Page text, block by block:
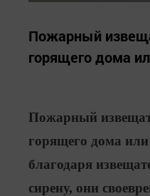
Пожарный
горящего дома
Пожарный
горящего дома
благодаря
сирену, они